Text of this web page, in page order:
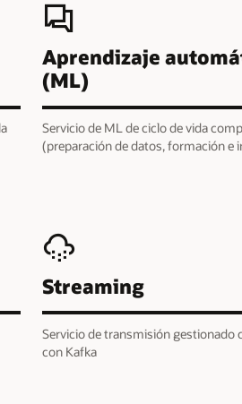
Aprendizaje
(ML)
Servicio de ML de ciclo de vida
(preparación de datos, formación e
Streaming
Servicio de transmisión gestionado
con Kafka